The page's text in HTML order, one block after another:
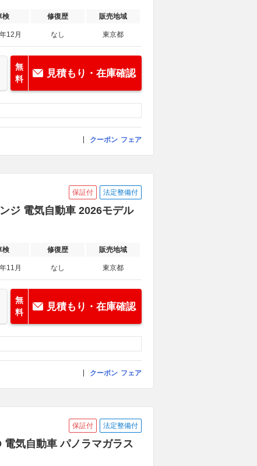
検 修復歴 販売地域
12月 なし 東京都
無
料
見積もり・在庫確認
クーポン フェア
保証付 法定整備付
ジ 電気自動車 2026モデル
検 修復歴 販売地域
11月 なし 東京都
無
料
見積もり・在庫確認
クーポン フェア
保証付 法定整備付
気自動車 パノラマガラス